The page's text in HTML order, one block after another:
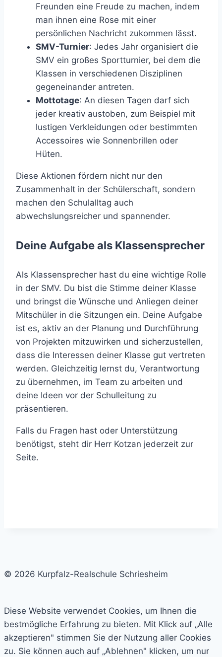
Freunden eine Freude zu machen, indem
man ihnen eine Rose mit einer
persönlichen Nachricht zukommen lässt.
SMV-Turnier: Jedes Jahr organisiert die
SMV ein großes Sportturnier, bei dem die
Klassen in verschiedenen Disziplinen
gegeneinander antreten.
Mottotage: An diesen Tagen darf sich
jeder kreativ austoben, zum Beispiel mit
lustigen Verkleidungen oder bestimmten
Accessoires wie Sonnenbrillen oder
Hüten.
Diese Aktionen fördern nicht nur den
Zusammenhalt in der Schülerschaft, sondern
machen den Schulalltag auch
abwechslungsreicher und spannender.
Deine Aufgabe als Klassensprecher
Als Klassensprecher hast du eine wichtige Rolle
in der SMV. Du bist die Stimme deiner Klasse
und bringst die Wünsche und Anliegen deiner
Mitschüler in die Sitzungen ein. Deine Aufgabe
ist es, aktiv an der Planung und Durchführung
von Projekten mitzuwirken und sicherzustellen,
dass die Interessen deiner Klasse gut vertreten
werden. Gleichzeitig lernst du, Verantwortung
zu übernehmen, im Team zu arbeiten und
deine Ideen vor der Schulleitung zu
präsentieren.
Falls du Fragen hast oder Unterstützung
benötigst, steht dir Herr Kotzan jederzeit zur
Seite.
© 2026 Kurpfalz-Realschule Schriesheim
Diese Website verwendet Cookies, um Ihnen die
bestmögliche Erfahrung zu bieten. Mit Klick auf „Alle
akzeptieren" stimmen Sie der Nutzung aller Cookies
zu. Sie können auch auf „Ablehnen" klicken, um nur